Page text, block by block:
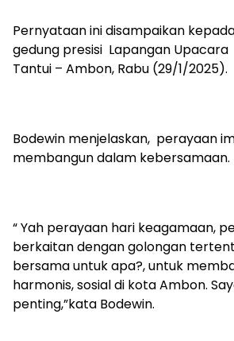
Pernyataan ini disampaikan
gedung presisi Lapangan Upacara
Tantui – Ambon, Rabu (29/1/2025).
Bodewin menjelaskan, perayaan
membangun dalam kebersamaan.
“ Yah perayaan hari keagamaan,
berkaitan dengan golongan
bersama untuk apa?, untuk
harmonis, sosial di kota Ambon.
penting,”kata Bodewin.